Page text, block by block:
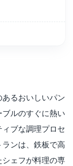
るおいしいパン
ルのすぐに熱い
ブな調理プロセ
ンは、鉄板で高
ェフが料理の専